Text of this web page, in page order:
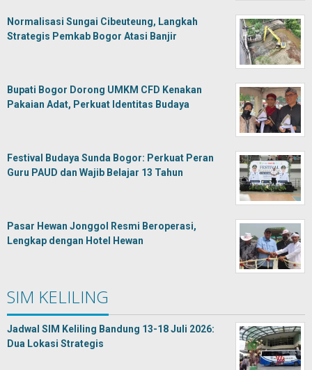
Normalisasi Sungai Cibeuteung, Langkah
Strategis Pemkab Bogor Atasi Banjir
Bupati Bogor Dorong UMKM CFD Kenakan
Pakaian Adat, Perkuat Identitas Budaya
Festival Budaya Sunda Bogor: Perkuat Peran
Guru PAUD dan Wajib Belajar 13 Tahun
Pasar Hewan Jonggol Resmi Beroperasi,
Lengkap dengan Hotel Hewan
SIM KELILING
Jadwal SIM Keliling Bandung 13-18 Juli 2026:
Dua Lokasi Strategis